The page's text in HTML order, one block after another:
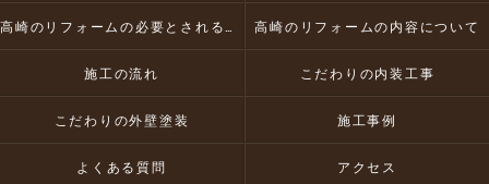
高崎のリフォームの内容について
施工の流れ こだわりの内装工事
こだわりの外壁塗装 施工事例
よくある質問 アクセス